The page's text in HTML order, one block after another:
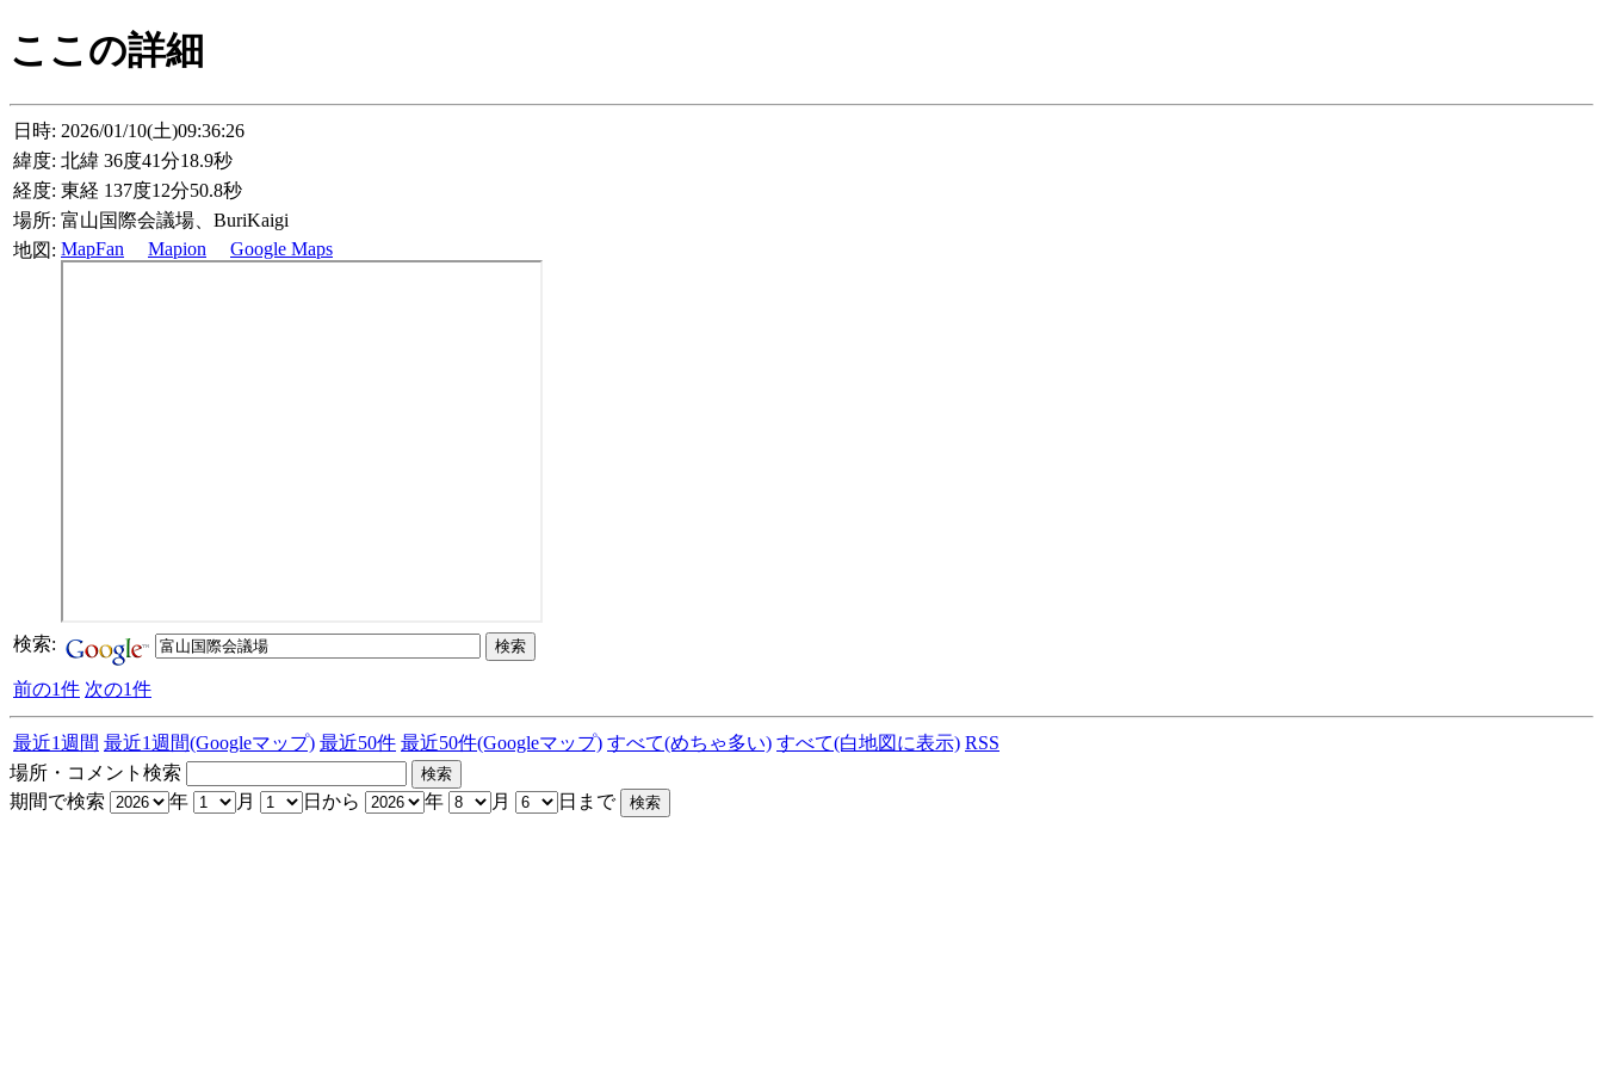
ここの詳細
日時: 2026/01/10(土)09:36:26
緯度: 北緯 36度41分18.9秒
経度: 東経 137度12分50.8秒
場所: 富山国際会議場、BuriKaigi
地図: MapFan Mapion Google Maps
検索:
前の1件 次の1件
最近1週間 最近1週間(Googleマップ) 最近50件 最近50件(Googleマップ) すべて(めちゃ多い) すべて(白地図に表示) RSS
場所・コメント検索
期間で検索
年 月 日から 年 月 日まで